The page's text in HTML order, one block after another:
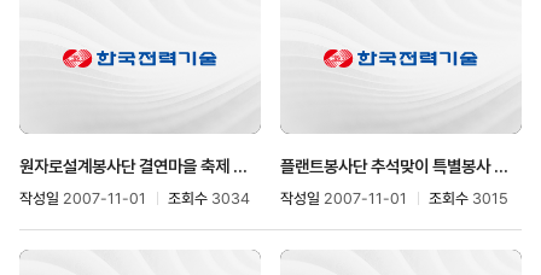
원자로설계봉사단 결연마을 축제 참가
작성일 2007-11-01 조회수 3034
플랜트봉사단 추석맞이 특별봉사 실시
작성일 2007-11-01 조회수 3015